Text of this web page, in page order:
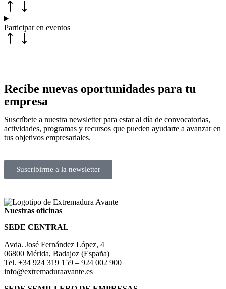
Participar en eventos
Recibe nuevas oportunidades para tu
empresa
Suscríbete a nuestra newsletter para estar al día de convocatorias,
actividades, programas y recursos que pueden ayudarte a avanzar en
tus objetivos empresariales.
Suscribirme a la newsletter
Nuestras oficinas
SEDE CENTRAL
Avda. José Fernández López, 4
06800 Mérida, Badajoz (España)
Tel. +34 924 319 159 – 924 002 900
info@extremaduraavante.es